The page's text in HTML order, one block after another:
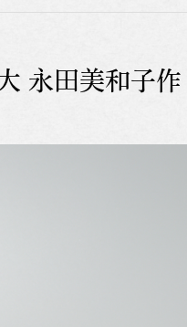
永田美和子